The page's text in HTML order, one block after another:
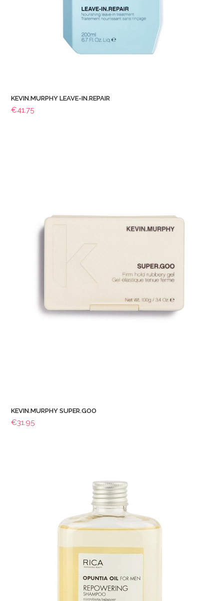
KEVIN.MURPHY LEAVE-IN.REPAIR
€41.75
KEVIN.MURPHY SUPER.GOO
€31.95